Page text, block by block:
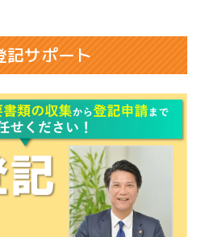
記サポート